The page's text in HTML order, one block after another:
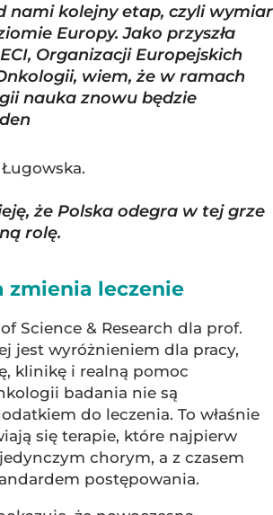
nami kolejny etap, czyli wymiar
Europy. Jako przyszła
Organizacji Europejskich
wiem, że w ramach
nauka znowu będzie
że Polska odegra w tej grze
rolę.
zmienia leczenie
Science & Research dla prof.
jest wyróżnieniem dla pracy,
klinikę i realną pomoc
badania nie są
do leczenia. To właśnie
się terapie, które najpierw
chorym, a z czasem
postępowania.